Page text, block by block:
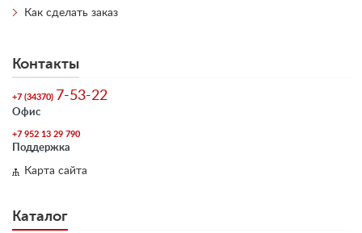
Как сделать заказ
Контакты
+7 (34370) 7-53-22
Офис
+7 952 13 29 790
Поддержка
Карта сайта
Каталог